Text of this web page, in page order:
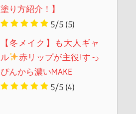
塗り方紹介！】
5/5 (5)
【冬メイク】も大人ギャ
ル
赤リップが主役!すっ
ぴんから濃いMAKE
5/5 (4)